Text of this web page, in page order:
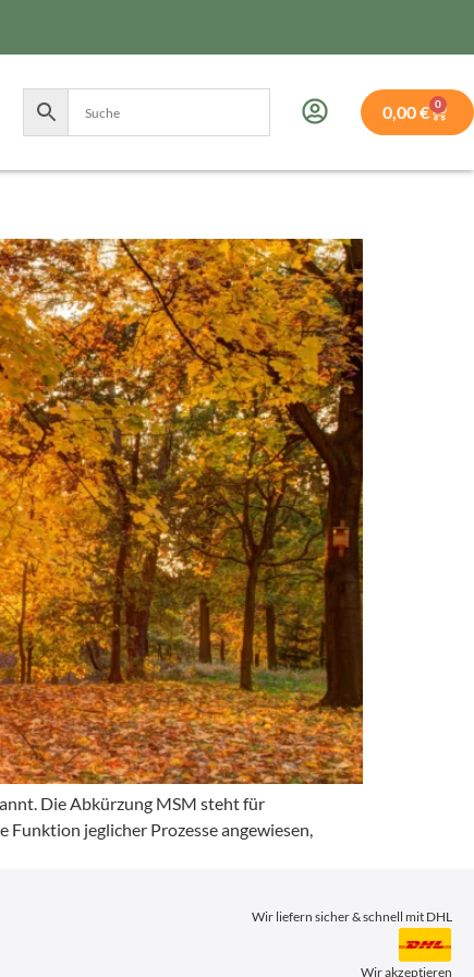
0,00€ 0
Die Abkürzung MSM steht für
jeglicher Prozesse angewiesen,
Wir liefern sicher & schnell mit DHL
Wir akzeptieren